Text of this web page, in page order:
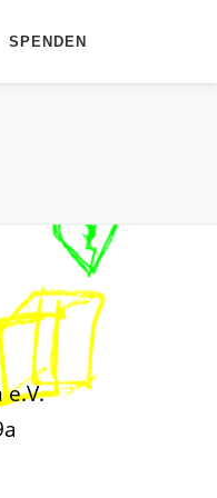
SPENDEN
e.V.